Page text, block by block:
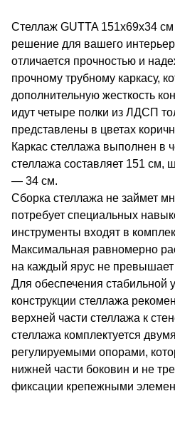
Стеллаж GUTTA 151х69х34
решение для вашего
отличается прочностью и
прочному трубному каркасу,
дополнительную жесткость
идут четыре полки из ЛДСП
представлены в цветах
Каркас стеллажа выполнен в
стеллажа составляет 151 см,
— 34 см.
Сборка стеллажа не займет
потребует специальных
инструменты входят в
Максимальная равномерно
на каждый ярус не превышает
Для обеспечения стабильной
конструкции стеллажа
верхней части стеллажа к
стеллажа комплектуется
регулируемыми опорами,
нижней части боковин и не
фиксации крепежными